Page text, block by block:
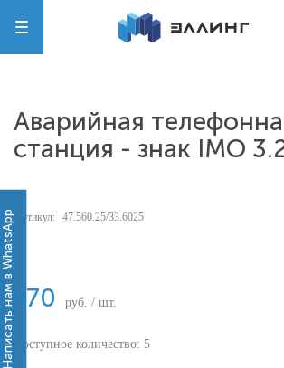
Аварийная
станция - знак IMO
Артикул: 47.560.25/33.6025
170 руб. / шт.
Доступное количество: 5
Написать нам в WhatsApp